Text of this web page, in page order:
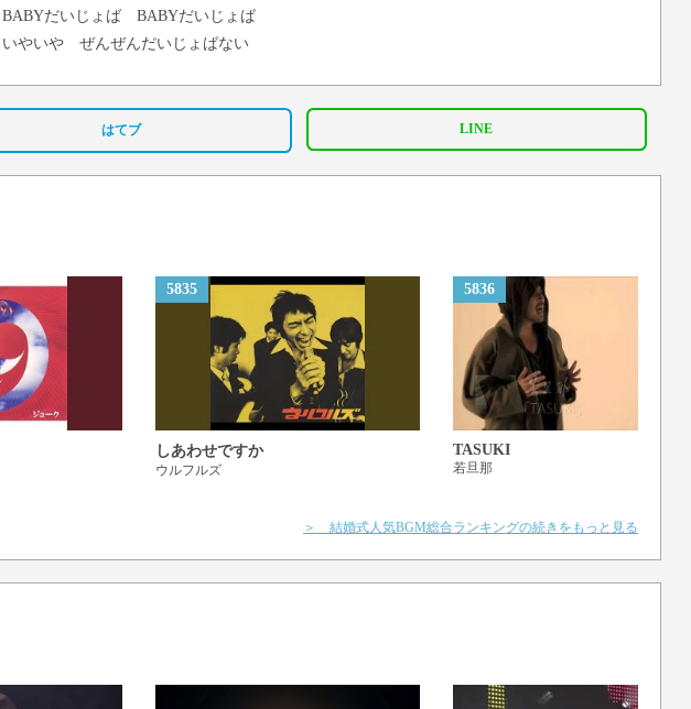
BABYだいじょば BABYだいじょば
いやいや ぜんぜんだいじょばない
BABY だいじょばないから それも
ぜんぜん だいじょばないけど しかも
BABY だいじょばないよね いつも
BABY だいじょばないのに キミは 刺激的
BABY だいじょばないから それも
ぜんぜん だいじょばないけど しかも
BABY だいじょばないよね いつも
スリルに囲まれてる
BABY だいじょばないから それも
はてブ LINE
5835
しあわせですか
ウルフルズ
5836
TASUKI
若旦那
＞ 結婚式人気BGM総合ランキングの続きをもっと見る